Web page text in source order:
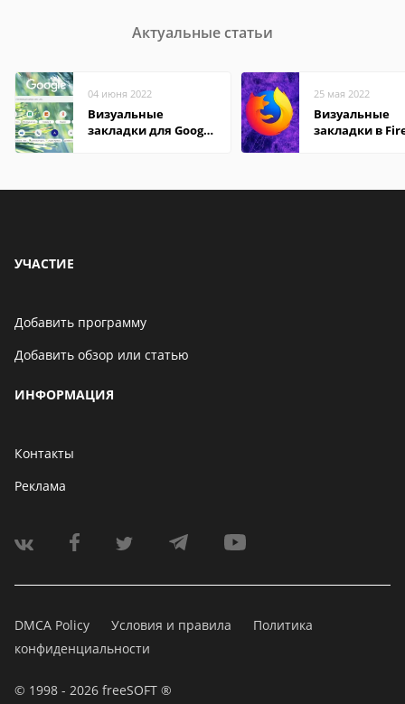
Актуальные статьи
04 июня 2022
Визуальные
закладки для Google
25 мая 2022
Визуальные
закладки в
УЧАСТИЕ
Добавить программу
Добавить обзор или статью
ИНФОРМАЦИЯ
Контакты
Реклама
DMCA Policy Условия и правила
Политика
конфиденциальности
© 1998 - 2026 freeSOFT ®